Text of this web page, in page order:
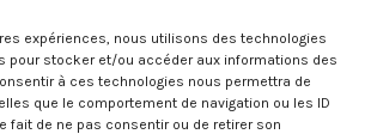
expériences, nous utilisons des technologies
pour stocker et/ou accéder aux informations des
à ces technologies nous permettra de
que le comportement de navigation ou les ID
fait de ne pas consentir ou de retirer son